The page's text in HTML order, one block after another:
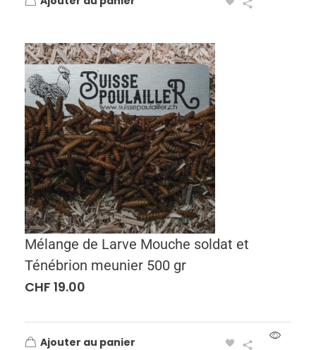
Mélange de Larve Mouche soldat et
Ténébrion meunier 500 gr
CHF 19.00
Ajouter au panier